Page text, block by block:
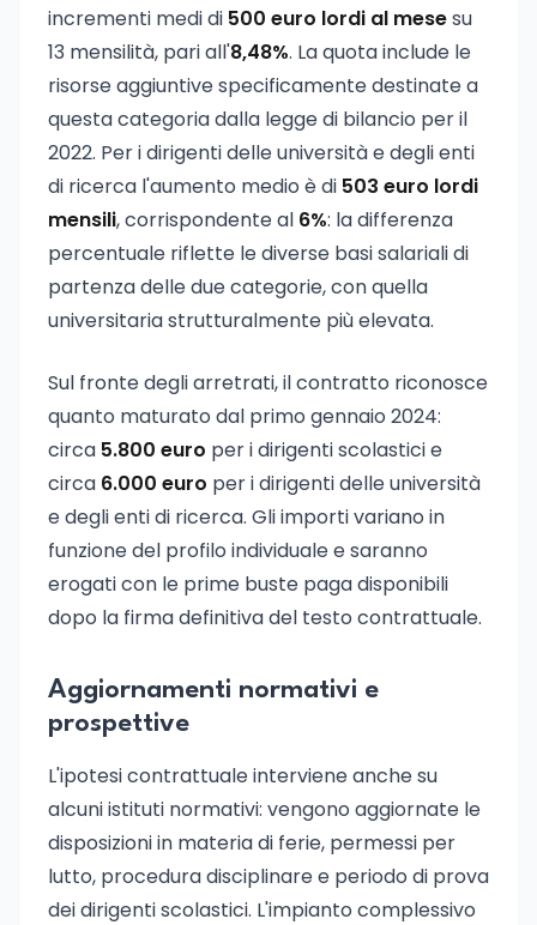
incrementi medi di 500 euro lordi al mesesu
13 mensilità, pari all'8,48%. La quota include le
risorse aggiuntive specificamente destinate a
questa categoria dalla legge di bilancio per il
2022. Per i dirigenti delle università e degli enti
di ricerca l'aumento medio è di 503 euro lordi
mensili, corrispondente al 6%: la differenza
percentuale riflette le diverse basi salariali di
partenza delle due categorie, con quella
universitaria strutturalmente più elevata.
Sul fronte degli arretrati, il contratto riconosce
quanto maturato dal primo gennaio 2024:
circa 5.800 euro per i dirigenti scolastici e
circa 6.000 euro per i dirigenti delle università
e degli enti di ricerca. Gli importi variano in
funzione del profilo individuale e saranno
erogati con le prime buste paga disponibili
dopo la firma definitiva del testo contrattuale.
Aggiornamenti normativi e
prospettive
L'ipotesi contrattuale interviene anche su
alcuni istituti normativi: vengono aggiornate le
disposizioni in materia di ferie, permessi per
lutto, procedura disciplinare e periodo di prova
dei dirigenti scolastici. L'impianto complessivo